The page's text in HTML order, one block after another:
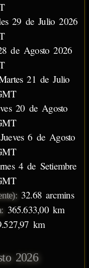
29 de Julio 2026
de Agosto 2026
21 de Julio
20 de Agosto
6 de Agosto
4 de Setiembre
32.68 arcmins
365.633,00 km
km
2026